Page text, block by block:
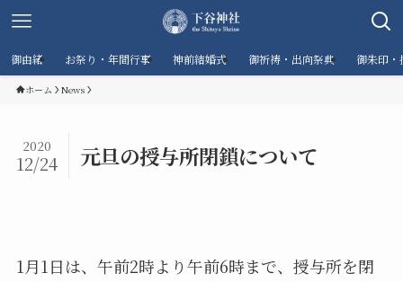
御由緒 お祭り・年間行事 神前結婚式 御祈祷・出向祭典 御朱印・
ホーム News
元旦の授与所閉鎖について
2020
12/24
1月1日は、午前2時より午前6時まで、授与所を閉